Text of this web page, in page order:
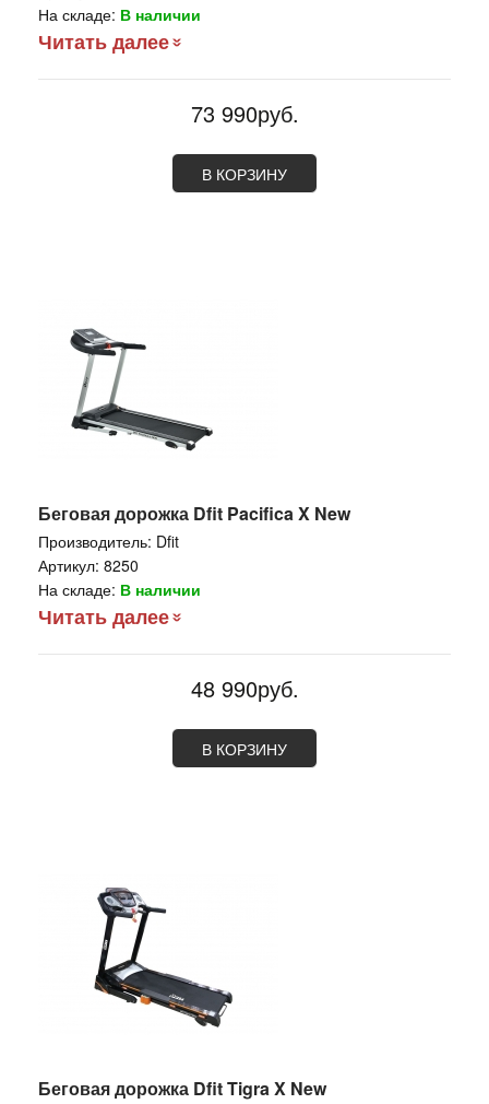
На складе: В наличии
Читать далее
73 990руб.
В КОРЗИНУ
Беговая дорожка Dfit Pacifica X New
Производитель: Dfit
Артикул: 8250
На складе: В наличии
Читать далее
48 990руб.
В КОРЗИНУ
Беговая дорожка Dfit Tigra X New